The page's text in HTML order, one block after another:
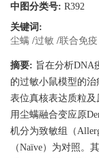
中图分类号: R392
关键词:
尘螨 /过敏 /联合免疫
摘要: 旨在分析DNA
的过敏小鼠模型的
表位真核表达质粒
用尘螨融合变应原
机分为致敏组（
（Naïve）为对照。